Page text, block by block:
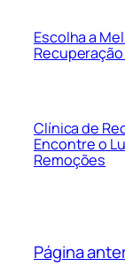
Escolha a
Recuperação
Clínica de
Encontre o
Remoções
Página